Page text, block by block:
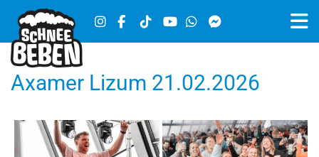
Axamer Lizum 21.02.2026